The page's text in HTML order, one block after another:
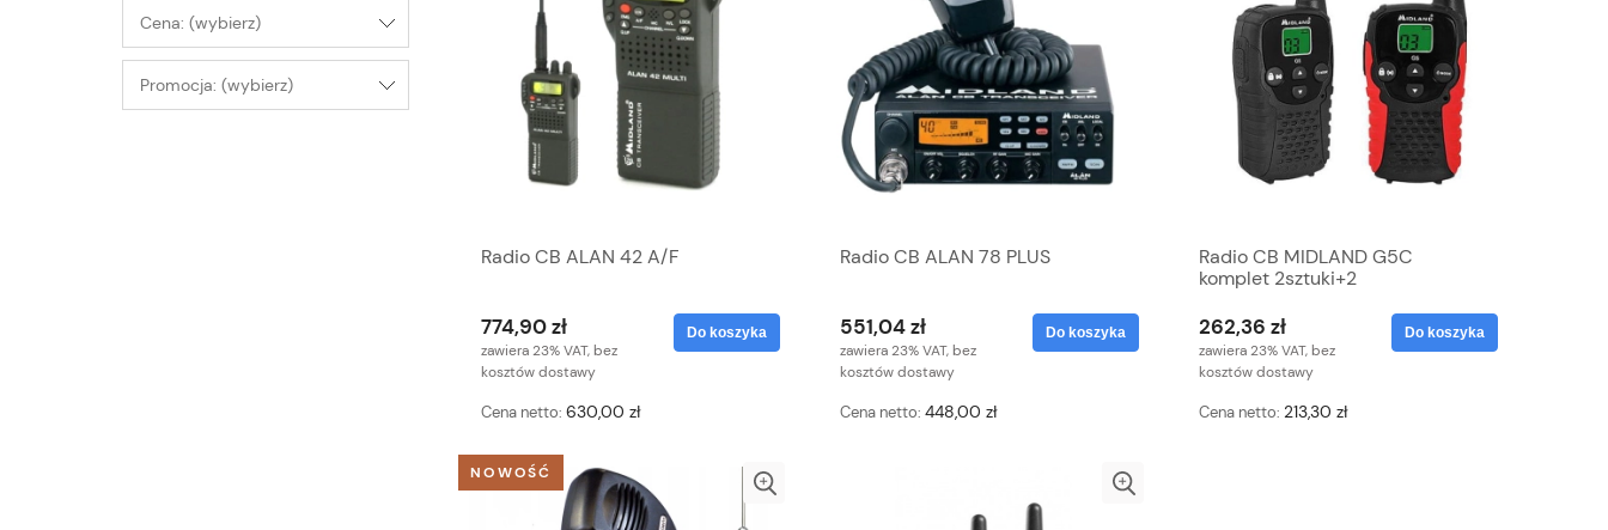
Cena: (wybierz)
Promocja: (wybierz)
Radio CB ALAN 42 A/F
774,90 zł
zawiera 23% VAT, bez
kosztów dostawy
Cena netto: 630,00 zł
Do koszyka
Radio CB ALAN 78 PLUS
551,04 zł
zawiera 23% VAT, bez
kosztów dostawy
Cena netto: 448,00 zł
Do koszyka
Radio CB MIDLAND G5C
komplet 2sztuki+2
Sitter
262,36 zł
zawiera 23% VAT, bez
kosztów dostawy
Cena netto: 213,30 zł
Do koszyka
NOWOŚĆ